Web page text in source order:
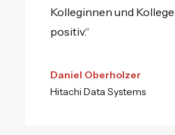
Kolleginnen und
positiv.“
Daniel Oberholzer
Hitachi Data Systems